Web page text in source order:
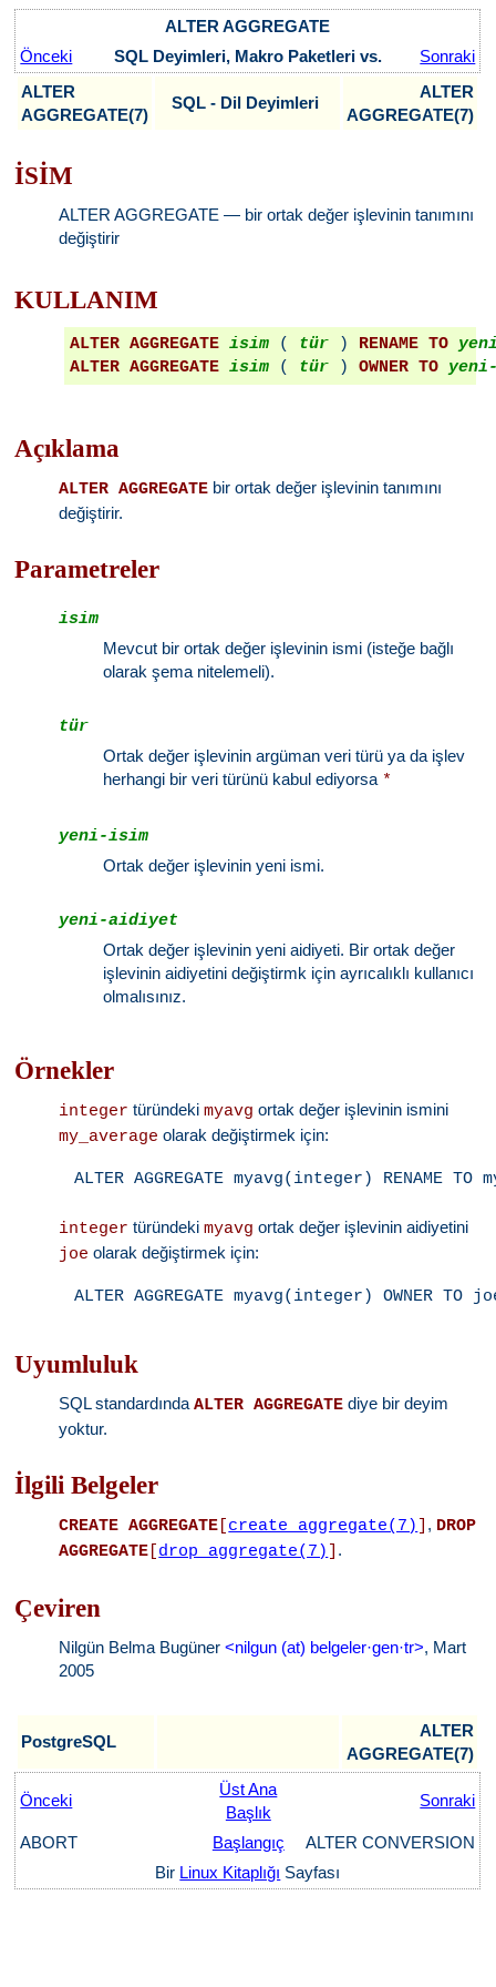
ALTER AGGREGATE
Önceki
SQL Deyimleri, Makro Paketleri vs.
Sonraki
ALTER
AGGREGATE(7)
SQL - Dil Deyimleri
ALTER
AGGREGATE(7)
İSİM
ALTER AGGREGATE — bir ortak değer işlevinin tanımını
değiştirir
KULLANIM
ALTER AGGREGATE isim ( tür ) RENAME TO
ALTER AGGREGATE isim ( tür ) OWNER TO
Açıklama
ALTER AGGREGATE bir ortak değer işlevinin tanımını
değiştirir.
Parametreler
isim
Mevcut bir ortak değer işlevinin ismi (isteğe bağlı
olarak şema nitelemeli).
tür
Ortak değer işlevinin argüman veri türü ya da işlev
herhangi bir veri türünü kabul ediyorsa *
yeni-isim
Ortak değer işlevinin yeni ismi.
yeni-aidiyet
Ortak değer işlevinin yeni aidiyeti. Bir ortak değer
işlevinin aidiyetini değiştirmk için ayrıcalıklı kullanıcı
olmalısınız.
Örnekler
integer türündekimyavg ortak değer işlevinin ismini
my_average olarak değiştirmek için:
integer türündekimyavg ortak değer işlevinin aidiyetini
joe olarak değiştirmek için:
Uyumluluk
SQL standardındaALTER AGGREGATE diye bir deyim
yoktur.
İlgili Belgeler
CREATE AGGREGATE create_aggregate(7) , DROP
AGGREGATE drop_aggregate(7) .
Çeviren
Nilgün Belma Bugüner<nilgun (at) belgeler·gen·tr>, Mart
2005
PostgreSQL
ALTER
AGGREGATE(7)
Önceki
Üst Ana
Başlık
Sonraki
ABORT Başlangıç
ALTER CONVERSION
Bir Linux Kitaplığı Sayfası